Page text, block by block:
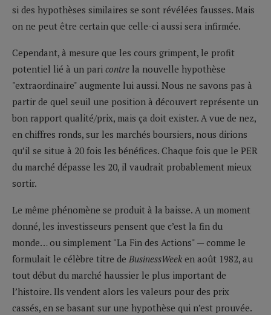
si des hypothèses similaires se sont révélées fausses. Mais
on ne peut être certain que celle-ci aussi sera infirmée.
Cependant, à mesure que les cours grimpent, le profit
potentiel lié à un pari contre la nouvelle hypothèse
"extraordinaire" augmente lui aussi. Nous ne savons pas à
partir de quel seuil une position à découvert représente un
bon rapport qualité/prix, mais ça doit exister. A vue de nez,
en chiffres ronds, sur les marchés boursiers, nous dirions
qu’il se situe à 20 fois les bénéfices. Chaque fois que le PER
du marché dépasse les 20, il vaudrait probablement mieux
sortir.
Le même phénomène se produit à la baisse. A un moment
donné, les investisseurs pensent que c’est la fin du
monde… ou simplement "La Fin des Actions" — comme le
formulait le célèbre titre de BusinessWeek en août 1982, au
tout début du marché haussier le plus important de
l’histoire. Ils vendent alors les valeurs pour des prix
cassés, en se basant sur une hypothèse qui n’est prouvée.